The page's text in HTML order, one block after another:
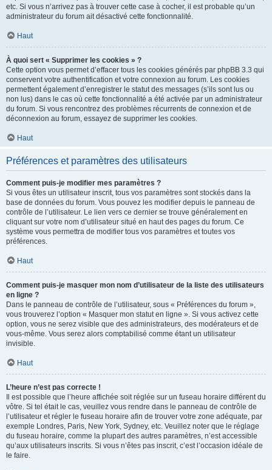
etc. Si vous n’arrivez pas à trouver cette case à cocher, il est probable qu’un
administrateur du forum ait désactivé cette fonctionnalité.
Haut
À quoi sert « Supprimer les cookies » ?
Cette option vous permet d’effacer tous les cookies générés par phpBB 3.3 qui
conservent votre authentification et votre connexion au forum. Les cookies
permettent également d’enregistrer le statut des messages (s’ils sont lus ou
non lus) dans le cas où cette fonctionnalité a été activée par un administrateur
du forum. Si vous rencontrez des problèmes récurrents de connexion et de
déconnexion au forum, essayez de supprimer les cookies.
Haut
Préférences et paramètres des utilisateurs
Comment puis-je modifier mes paramètres ?
Si vous êtes un utilisateur inscrit, tous vos paramètres sont stockés dans la
base de données du forum. Vous pouvez les modifier depuis le panneau de
contrôle de l’utilisateur. Le lien vers ce dernier se trouve généralement en
cliquant sur votre nom d’utilisateur situé en haut des pages du forum. Ce
système vous permettra de modifier tous vos paramètres et toutes vos
préférences.
Haut
Comment puis-je masquer mon nom d’utilisateur de la liste des utilisateurs
en ligne ?
Dans le panneau de contrôle de l’utilisateur, sous « Préférences du forum »,
vous trouverez l’option « Masquer mon statut en ligne ». Si vous activez cette
option, vous ne serez visible que des administrateurs, des modérateurs et de
vous-même. Vous serez alors comptabilisé comme étant un utilisateur
invisible.
Haut
L’heure n’est pas correcte !
Il est possible que l’heure affichée soit réglée sur un fuseau horaire différent du
vôtre. Si tel était le cas, veuillez vous rendre dans le panneau de contrôle de
l’utilisateur et régler le fuseau horaire afin de trouver votre zone adéquate, par
exemple Londres, Paris, New York, Sydney, etc. Veuillez noter que le réglage
du fuseau horaire, comme la plupart des autres paramètres, n’est accessible
qu’aux utilisateurs inscrits. Si vous n’êtes pas inscrit, c’est l’occasion idéale de
le faire.